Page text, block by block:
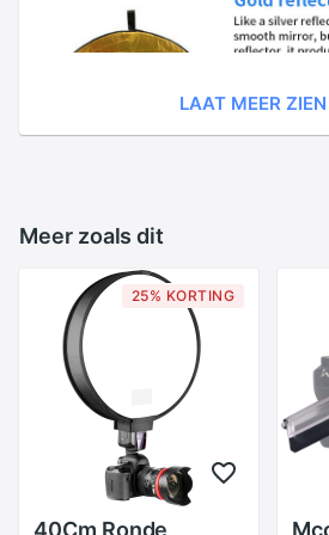
LAAT MEER ZIEN
Meer zoals dit
25% KORTING
40Cm Ronde